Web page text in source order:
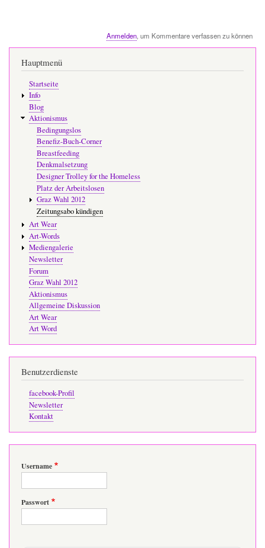
Anmelden, um Kommentare verfassen zu können
Hauptmenü
Startseite
Info
Blog
Aktionismus
Bedingungslos
Benefiz-Buch-Corner
Breastfeeding
Denkmalsetzung
Designer Trolley for the Homeless
Platz der Arbeitslosen
Graz Wahl 2012
Zeitungsabo kündigen
Art Wear
Art-Words
Mediengalerie
Newsletter
Forum
Graz Wahl 2012
Aktionismus
Allgemeine Diskussion
Art Wear
Art Word
Benutzerdienste
facebook-Profil
Newsletter
Kontakt
Username
Passwort